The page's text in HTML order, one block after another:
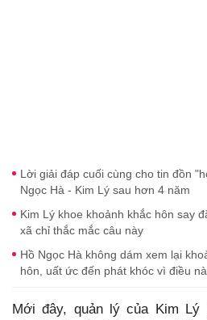
Lời giải đáp cuối cùng cho tin đồn
Ngọc Hà - Kim Lý sau hơn 4 năm
Kim Lý khoe khoảnh khắc hôn say
xã chỉ thắc mắc câu này
Hồ Ngọc Hà không dám xem lại
hôn, uất ức đến phát khóc vì điều
Mới đây, quản lý của Kim Lý